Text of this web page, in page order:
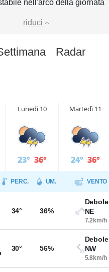
nell'arco della giornata
riduci
Radar
Lunedì 10
23° 36°
Martedì 11
24° 36°
PERC. UM. VENTO
34° 36%
Debole
NE
7.2km/h
30° 56%
Debole
NW
5.8km/h